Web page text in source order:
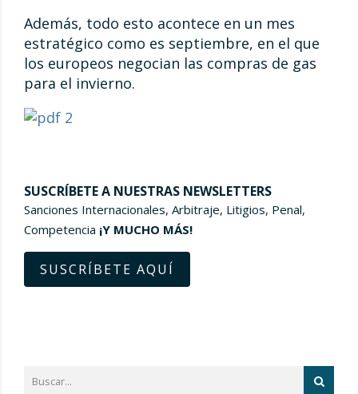
Además, todo esto acontece en un mes
estratégico como es septiembre, en el que
los europeos negocian las compras de gas
para el invierno.
SUSCRÍBETE A NUESTRAS NEWSLETTERS
Sanciones Internacionales, Arbitraje, Litigios, Penal,
Competencia ¡Y MUCHO MÁS!
SUSCRÍBETE AQUÍ